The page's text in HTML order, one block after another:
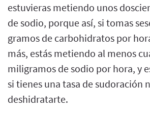
estuvieras metiendo unos
de sodio, porque así, si tomas
gramos de carbohidratos por
más, estás metiendo al menos
miligramos de sodio por hora, y
si tienes una tasa de sudoración
deshidratarte.